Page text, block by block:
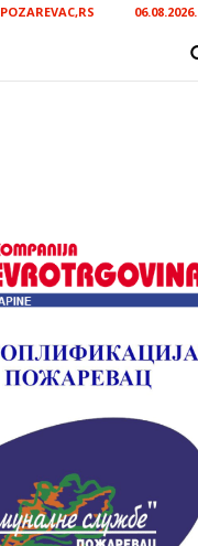
POZAREVAC,RS 06.08.2026.